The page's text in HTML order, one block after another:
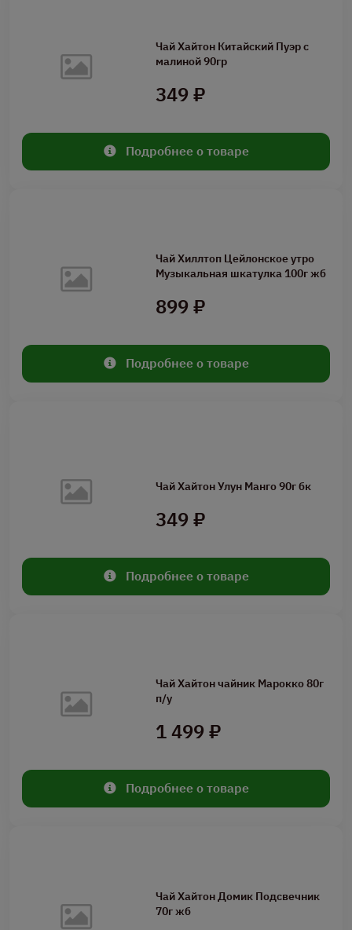
Чай Хайтон Китайский Пуэр с
малиной 90гр
349 ₽
Подробнее о товаре
Чай Хиллтоп Цейлонское утро
Музыкальная шкатулка 100г жб
899 ₽
Подробнее о товаре
Чай Хайтон Улун Манго 90г бк
349 ₽
Подробнее о товаре
Чай Хайтон чайник Марокко 80г
п/у
1 499 ₽
Подробнее о товаре
Чай Хайтон Домик Подсвечник
70г жб